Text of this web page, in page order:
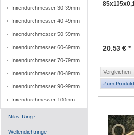
Innendurchmesser 30-39mm
Innendurchmesser 40-49mm
Innendurchmesser 50-59mm
Innendurchmesser 60-69mm
Innendurchmesser 70-79mm
Innendurchmesser 80-89mm
Innendurchmesser 90-99mm
Innendurchmesser 100mm
Nilos-Ringe
Wellendichtringe
20,53 € *
Vergleichen
Zum Produkt